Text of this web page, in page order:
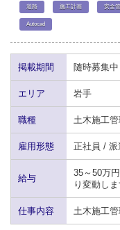
道路 施工計画 安全
Autocad
掲載期間 随時募集中
エリア 岩手
職種 土木施工管
雇用形態 正社員 / 派
給与
35～50万
り変動しま
仕事内容 土木施工